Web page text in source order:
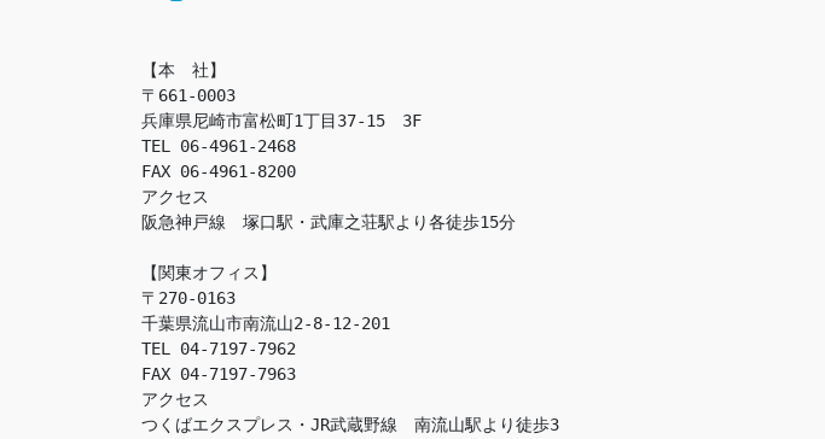
【本　社】
〒661-0003
兵庫県尼崎市富松町1丁目37-15　3F
TEL 06-4961-2468
FAX 06-4961-8200
アクセス
阪急神戸線　塚口駅・武庫之荘駅より各徒歩15分
【関東オフィス】
〒270-0163
千葉県流山市南流山2-8-12-201
TEL 04-7197-7962
FAX 04-7197-7963
アクセス
つくばエクスプレス・JR武蔵野線　南流山駅より徒歩3